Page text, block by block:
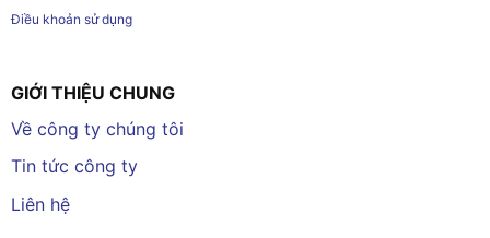
Điều khoản sử dụng
GIỚI THIỆU CHUNG
Về công ty chúng tôi
Tin tức công ty
Liên hệ